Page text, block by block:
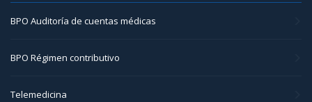
BPO Auditoría de cuentas médicas
BPO Régimen contributivo
Telemedicina